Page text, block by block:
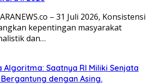
– 31 Juli 2026, Konsistensi
kepentingan masyarakat
dan…
Algoritma: Saatnya RI Miliki Senjata
dengan Asing.